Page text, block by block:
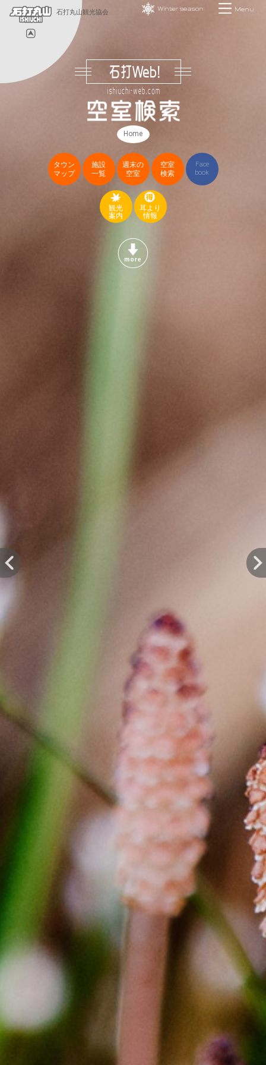
石打丸山観光協会 Menu
Winter season
Home
タウン
マップ
施設
一覧
週末の
空室
空室
検索
Face
book
観光
案内
耳より
情報